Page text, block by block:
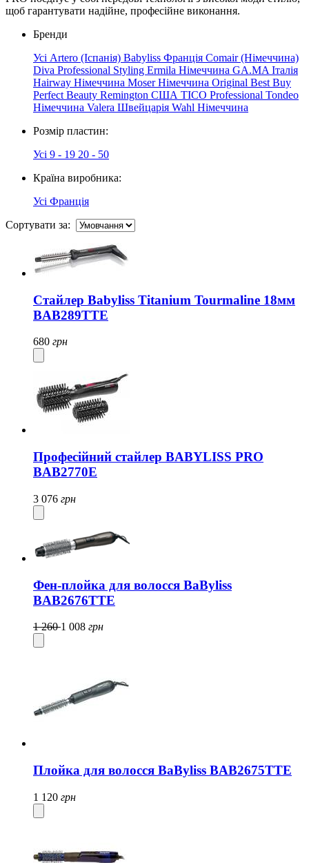
щоб гарантувати надійне, професійне виконання.
Бренди
Усі Artero (Іспанія) Babyliss Франція Comair (Німеччина)
Diva Professional Styling Ermila Німеччина GA.MA Італія
Hairway Німеччина Moser Німеччина Original Best Buy
Perfect Beauty Remington США TICO Professional Tondeo
Німеччина Valera Швейцарія Wahl Німеччина
Розмір пластин:
Усі 9 - 19 20 - 50
Країна виробника:
Усі Франція
Сортувати за:
Стайлер Babyliss Titanium Tourmaline 18мм
BAB289TTE
680 грн
Професійний стайлер BABYLISS PRO
BAB2770E
3 076 грн
Фен-плойка для волосся BaByliss
BAB2676TTE
1 2601 008 грн
Плойка для волосся BaByliss BAB2675TTE
1 120 грн